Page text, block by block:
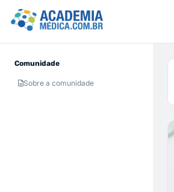
Comunidade
Sobre a comunidade